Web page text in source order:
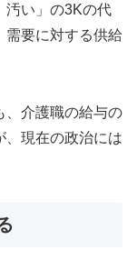
汚い」の3Kの代
需要に対する供給
、介護職の給与の
、現在の政治には